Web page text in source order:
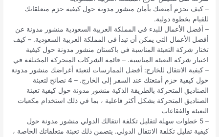
– كيف تحزم أمتعتك بأمان منشور مدونة حول كيفية حزم متعلقاتك
للقيام بخطوة دولية.
– أفضل الأعمال للبدء في المملكة العربية السعودية منشور مدونة عن
أفضل الأعمال التي يمكن أن تبدأ في المملكة العربية السعودية. – كيف
تختار شركة التعبئة المناسبة في باكستان منشور مدونة حول كيفية
اختيار شركة التعبئة المناسبة. – قائمة الشركات المتحركة المختلفة في
– كيفية الانتقال للخارج: أفضل الممارسات لتعبئة أغراضك منشور مدونة
حول كيفية حزم أمتعتك عند السفر إلى الخارج. – 4 نصائح لتعبئة
الصناديق المتحركة بالطريقة الذكية منشور مدونة حول كيفية تعبئة
الصناديق المتحركة بشكل أكثر فاعلية ، بما في ذلك استخدام مكعبات
التعبئة والفقاعات
– 5 خطوات سهلة لتقليل تكلفة انتقالك الدولي منشور مدونة حول
كيفية تقليل تكلفة الانتقال الدولي. يتضمن ذلك تعبئة متعلقاتك الخاصة ،